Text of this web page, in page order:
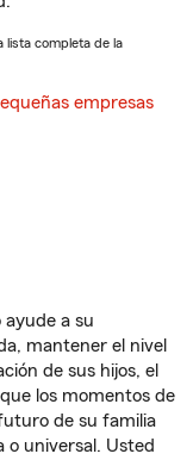
lista completa de la
empresas
ayude a su
mantener el nivel
de sus hijos, el
los momentos de
de su familia
o universal. Usted